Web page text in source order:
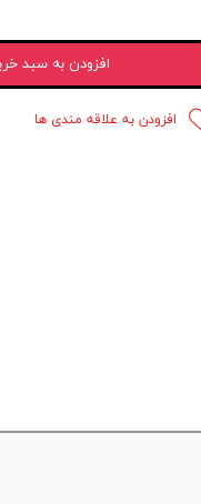
افزودن به سبد
افزودن به علاقه مندی ها